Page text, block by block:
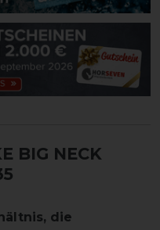
BIG NECK
die